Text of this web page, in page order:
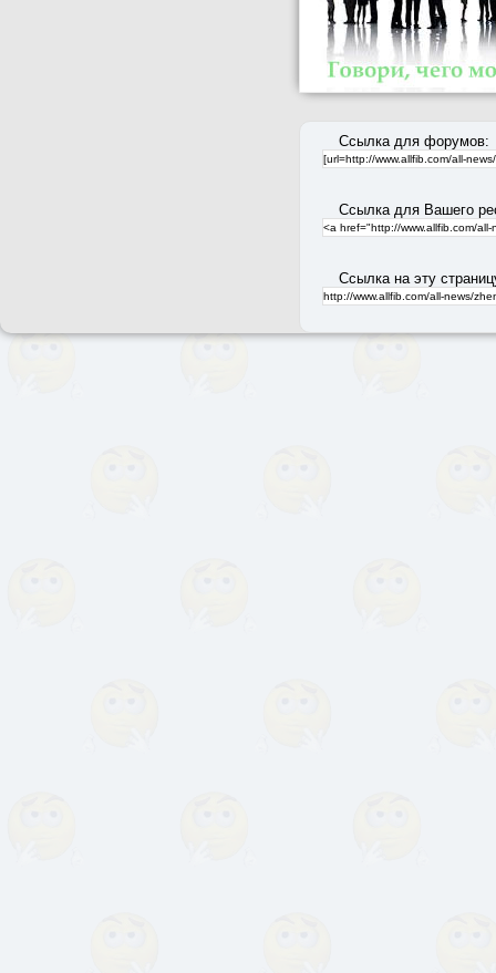
Ссылка для форумов:
Ссылка для Вашего
Ссылка на эту